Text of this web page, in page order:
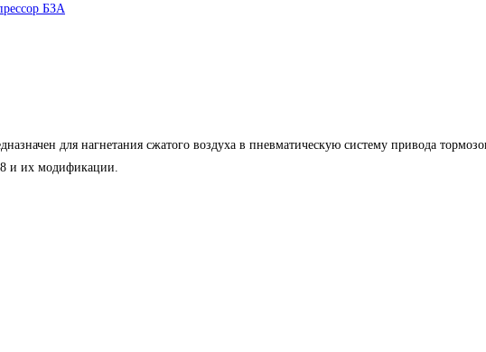
БЗА
для нагнетания сжатого воздуха в пневматическую систему привода
и их модификации.